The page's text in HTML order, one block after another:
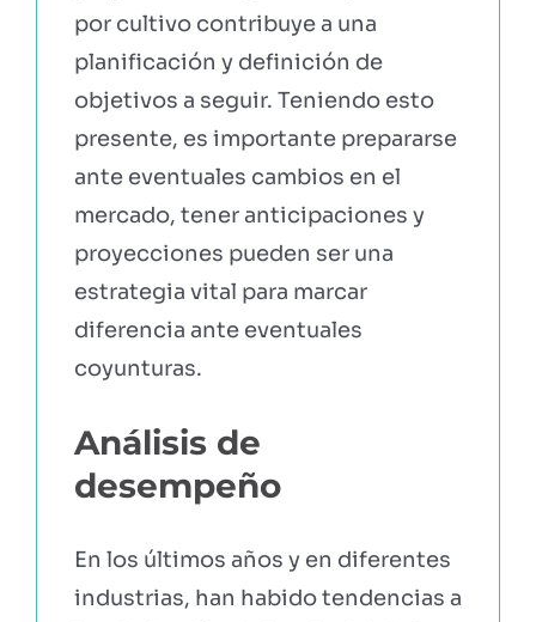
por cultivo contribuye a una
planificación y definición de
objetivos a seguir. Teniendo esto
presente, es importante prepararse
ante eventuales cambios en el
mercado, tener anticipaciones y
proyecciones pueden ser una
estrategia vital para marcar
diferencia ante eventuales
coyunturas.
Análisis de
desempeño
En los últimos años y en diferentes
industrias, han habido tendencias a